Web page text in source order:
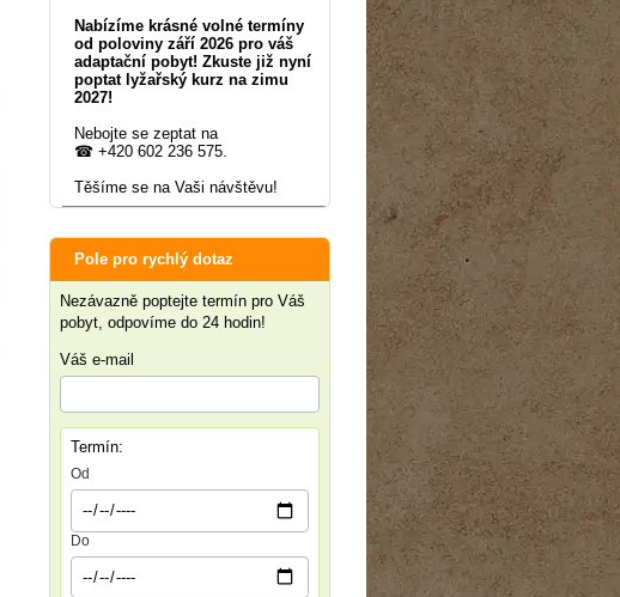
Nabízíme krásné volné termíny
od poloviny září 2026 pro váš
adaptační pobyt! Zkuste již nyní
poptat lyžařský kurz na zimu
2027!
Nebojte se zeptat na
☎ +420 602 236 575.
Těšíme se na Vaši návštěvu!
Pole pro rychlý dotaz
Nezávazně poptejte termín pro Váš
pobyt, odpovíme do 24 hodin!
Váš e-mail
Termín:
Od
Do